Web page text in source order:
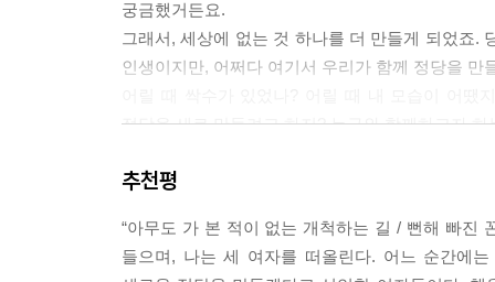
궁금했거든요.
그래서, 세상에 없는 것 하나를 더 만들게 되었죠.
인생이지만, 어쩌다 여기서 우리가 함께 정당을
정당을 새로 만들려고 하지? 누구와 함께하고자
조금 더 알게 되었습니다. 이 책을 손에 든 분들도
준비하고 있겠군요.
당을 만들자고 나선 길에 이제 아주 많은 사람
추천평
“아무도 가 본 적이 없는 개척하는 길 / 뻔해 빠진
들으며, 나는 세 여자를 떠올린다. 어느 순간에